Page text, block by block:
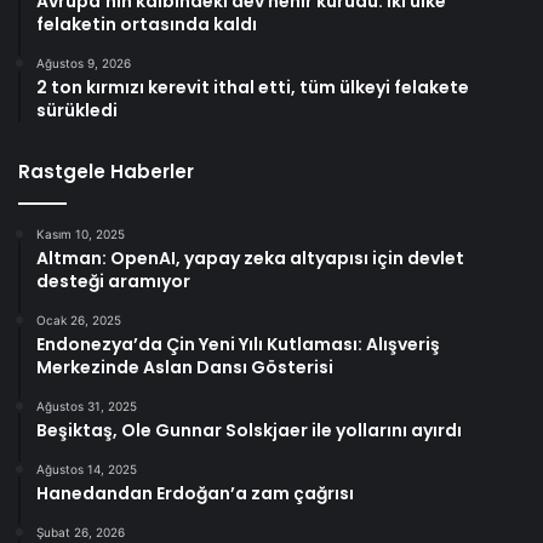
felaketin ortasında kaldı
Ağustos 9, 2026
2 ton kırmızı kerevit ithal etti, tüm ülkeyi felakete
sürükledi
Rastgele Haberler
Kasım 10, 2025
Altman: OpenAI, yapay zeka altyapısı için devlet
desteği aramıyor
Ocak 26, 2025
Endonezya’da Çin Yeni Yılı Kutlaması: Alışveriş
Merkezinde Aslan Dansı Gösterisi
Ağustos 31, 2025
Beşiktaş, Ole Gunnar Solskjaer ile yollarını ayırdı
Ağustos 14, 2025
Hanedandan Erdoğan’a zam çağrısı
Şubat 26, 2026